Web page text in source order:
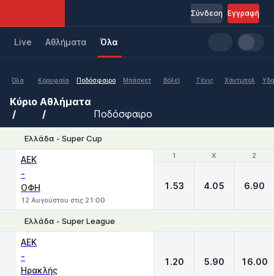
Εγγραφή
Σύνδεση
Live Aθλήματα Όλα
Όλα Κορυφαία Ποδόσφαιρο Μπάσκετ Βόλεϊ Τένις Χάντμπολ
Κύριο Αθλήματα
Ποδόσφαιρο
Ελλάδα - Super Cup
1 X 2
ΑΕΚ
-
ΟΦΗ
12 Αυγούστου στις 21:00
1 X 2
1.53 4.05 6.90
Ελλάδα - Super League
ΑΕΚ
-
Ηρακλής
1.20 5.90 16.00